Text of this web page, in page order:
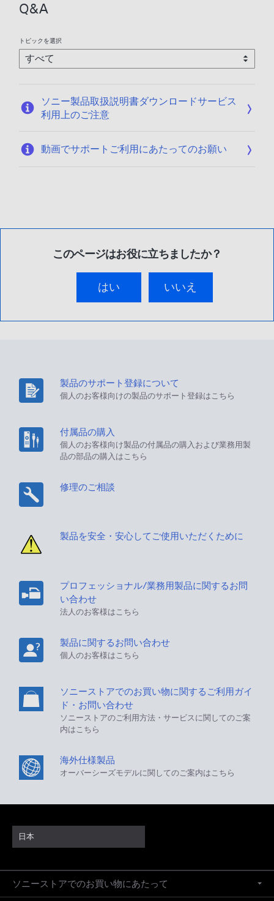
Q&A
トピックを選択
ソニー製品取扱説明書ダウンロードサービス
利用上のご注意
動画でサポートご利用にあたってのお願い
このページはお役に立ちましたか？
はい いいえ
製品のサポート登録について
個人のお客様向けの製品のサポート登録はこちら
付属品の購入
個人のお客様向け製品の付属品の購入および業務用製
品の部品の購入はこちら
修理のご相談
製品を安全・安心してご使用いただくために
プロフェッショナル/業務用製品に関するお問
い合わせ
法人のお客様はこちら
製品に関するお問い合わせ
個人のお客様はこちら
ソニーストアでのお買い物に関するご利用ガイ
ド・お問い合わせ
ソニーストアのご利用方法・サービスに関してのご案
内はこちら
海外仕様製品
オーバーシーズモデルに関してのご案内はこちら
日本
ソニーストアでのお買い物にあたって